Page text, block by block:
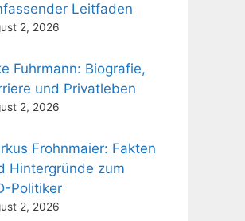
Leitfaden
2, 2026
Fuhrmann: Biografie,
und Privatleben
2, 2026
Frohnmaier: Fakten
Hintergründe zum
Politiker
2, 2026